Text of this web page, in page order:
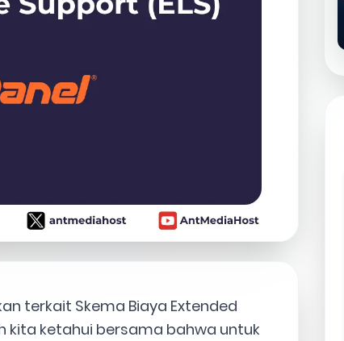
terkait Skema Biaya Extended
kita ketahui bersama bahwa untuk